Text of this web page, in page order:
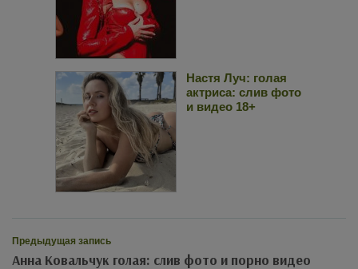
Настя Луч: голая
актриса: слив фото
и видео 18+
Предыдущая запись
Анна Ковальчук голая: слив фото и порно видео